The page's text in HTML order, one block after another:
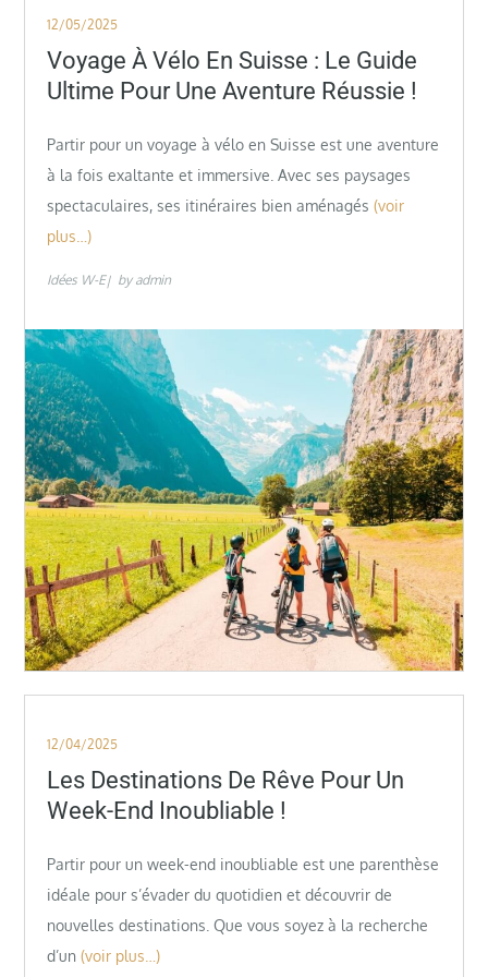
Posted
on
12/05/2025
Voyage À Vélo En Suisse : Le Guide
Ultime Pour Une Aventure Réussie !
Partir pour un voyage à vélo en Suisse est une aventure
à la fois exaltante et immersive. Avec ses paysages
spectaculaires, ses itinéraires bien aménagés (voir
plus…)
Idées W-E by admin
Posted
on
12/04/2025
Les Destinations De Rêve Pour Un
Week-End Inoubliable !
Partir pour un week-end inoubliable est une parenthèse
idéale pour s’évader du quotidien et découvrir de
nouvelles destinations. Que vous soyez à la recherche
d’un (voir plus…)